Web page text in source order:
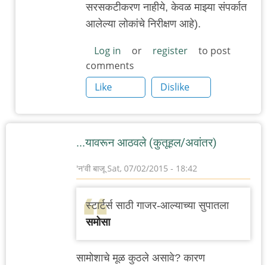
सरसकटीकरण नाहीये, केवळ माझ्या संपर्कात
आलेल्या लोकांचे निरीक्षण आहे).
Log in or register
to post
comments
Like
Dislike
...यावरून आठवले (कुतूहल/अवांतर)
'न'वी बाजूSat, 07/02/2015 - 18:42
स्टार्टर्स साठी गाजर-आल्याच्या सुपातला
समोसा
सामोशाचे मूळ कुठले असावे? कारण